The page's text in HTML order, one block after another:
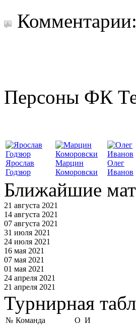
Комментарии:
Персоны ФК
Ярослав
Годзюр
Марцин
Коморовски
Олег
Иванов
Ближайшие
21 августа 2021
14 августа 2021
07 августа 2021
31 июля 2021
24 июля 2021
16 мая 2021
07 мая 2021
01 мая 2021
24 апреля 2021
21 апреля 2021
Турнирная
№ Команда О И